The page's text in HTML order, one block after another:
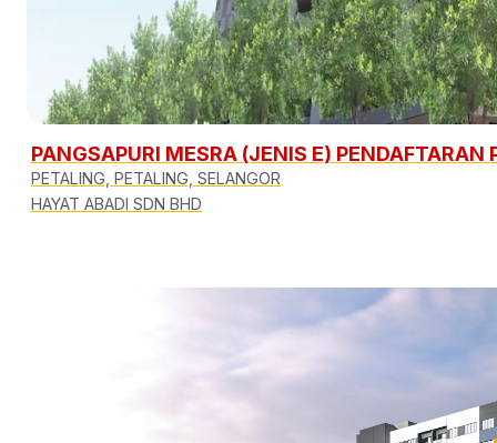
PANGSAPURI MESRA (JENIS E) PENDAFTARAN
PETALING, PETALING, SELANGOR
HAYAT ABADI SDN BHD